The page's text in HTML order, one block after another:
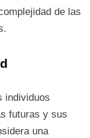
de las
individuos
futuras y sus
una